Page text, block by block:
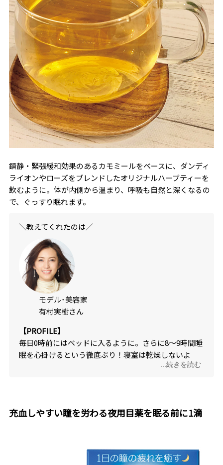
鎮静・緊張緩和効果のあるカモミールをベースに、ダンディ
ライオンやローズをブレンドしたオリジナルハーブティーを
飲むように。体が内側から温まり、呼吸も自然と深くなるの
で、ぐっすり眠れます。
＼教えてくれたのは／
モデル･美容家
有村実樹さん
【PROFILE】
毎日0時前にはベッドに入るように。さらに8〜9時間睡
眠を心掛けるという徹底ぶり！寝室は乾燥しないよ
...続きを読む
充血しやすい瞳を労わる夜用目薬を眠る前に1滴